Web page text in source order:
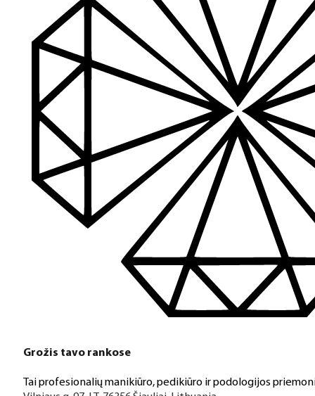
Mes siūlome tik aukščiausios kokybės produktus nagams,
Platus prekių katalogas
Turime daugiau nei 3000 produktų visiems Jūsų poreikiams
PDF katalogas
Greitas pristatymas
Visus produktus turime vietoje ir pristatome visoje
Jeigu turite klausimų ar iškilo problemų su užsakymu, mus
Aukštos kokybės produkcija